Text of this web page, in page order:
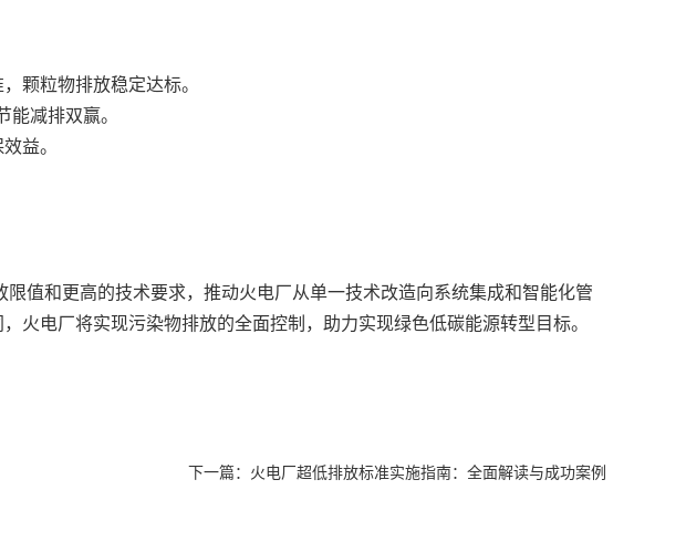
颗粒物排放稳定达标。
减排双赢。
益。
值和更高的技术要求，推动火电厂从单一技术改造向系统集成和智能化管
电厂将实现污染物排放的全面控制，助力实现绿色低碳能源转型目标。
下一篇： 火电厂超低排放标准实施指南：全面解读与成功案例